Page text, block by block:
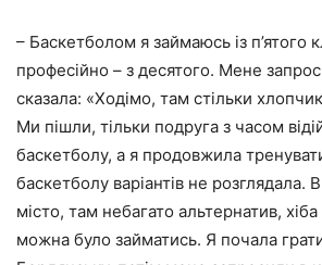
– Баскетболом я займаюсь із п’ятого
професійно – з десятого. Мене
сказала: «Ходімо, там стільки
Ми пішли, тільки подруга з часом
баскетболу, а я продовжила
баскетболу варіантів не розглядала.
місто, там небагато альтернатив,
можна було займатись. Я почала